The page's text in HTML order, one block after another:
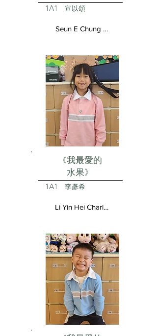
1A1 宣以頌
Seun E Chung Aston
《我最愛的
水果》
1A1 李彥希
Li Yin Hei Charlotte